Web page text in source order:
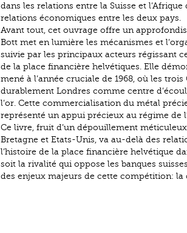
dans les relations entre la Suisse et
relations économiques entre les deux pays.
Avant tout, cet ouvrage offre un
Bott met en lumière les mécanismes et
suivie par les principaux acteurs régissant
de la place financière helvétiques. Elle
mené à l’année cruciale de 1968, où les
durablement Londres comme centre
l’or. Cette commercialisation du métal
représenté un appui précieux au régime de
Ce livre, fruit d’un dépouillement
Bretagne et Etats-Unis, va au-delà des
l’histoire de la place financière helvétique
soit la rivalité qui oppose les banques
des enjeux majeurs de cette compétition: